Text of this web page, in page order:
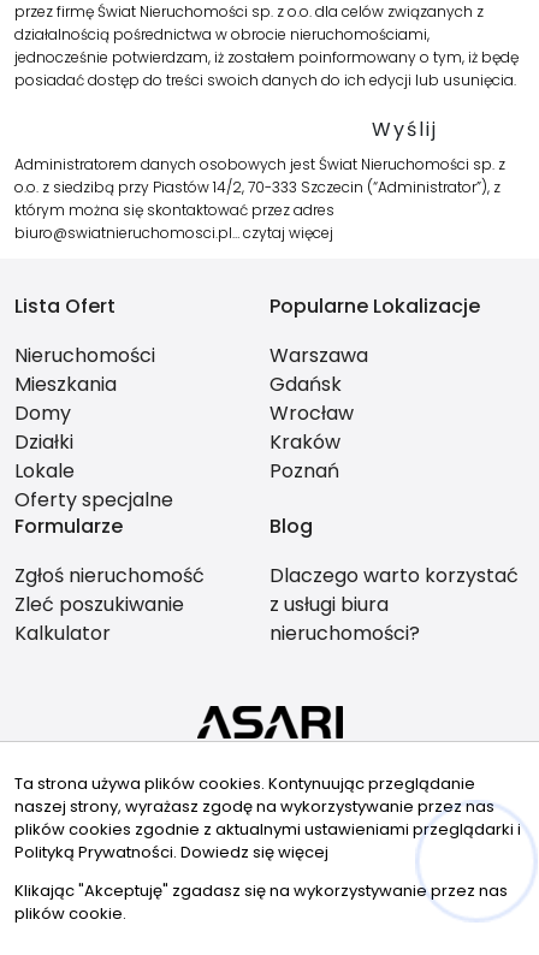
przez firmę Świat Nieruchomości sp. z o.o. dla celów związanych z
działalnością pośrednictwa w obrocie nieruchomościami,
jednocześnie potwierdzam, iż zostałem poinformowany o tym, iż będę
posiadać dostęp do treści swoich danych do ich edycji lub usunięcia.
Administratorem danych osobowych jest Świat Nieruchomości sp. z
o.o. z siedzibą przy Piastów 14/2, 70-333 Szczecin (“Administrator”), z
którym można się skontaktować przez adres
biuro@swiatnieruchomosci.pl…czytaj więcej
Lista Ofert
Nieruchomości
Mieszkania
Domy
Działki
Lokale
Oferty specjalne
Popularne Lokalizacje
Warszawa
Gdańsk
Wrocław
Kraków
Poznań
Formularze
Zgłoś nieruchomość
Zleć poszukiwanie
Kalkulator
Blog
Dlaczego warto korzystać
z usługi biura
nieruchomości?
Znajdziesz nas tu
© 2026 Wszystkie prawa zastrzeżone | Program dla biur
nieruchomości - asaricrm.com
Ta strona używa plików cookies. Kontynuując przeglądanie
naszej strony, wyrażasz zgodę na wykorzystywanie przez nas
plików cookies zgodnie z aktualnymi ustawieniami przeglądarki i
Polityką Prywatności. Dowiedz się więcej
Klikając "Akceptuję" zgadasz się na wykorzystywanie przez nas
plików cookie.
Hej! Chętnie Ci pomogę